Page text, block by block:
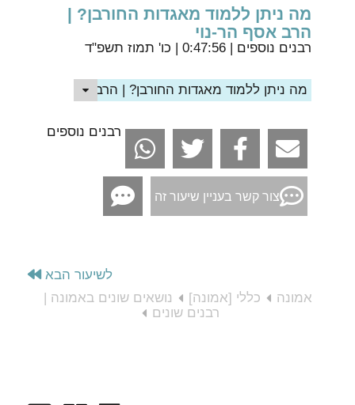
מה ניתן ללמוד מאגדות החורבן? |
הרב אסף הר-נוי
רבנים נוספים
מה ניתן ללמוד מאגדות החורבן? | הרב אסף הר-נוי
רבנים נוספים
צור קשר בעניין שיעור זה
לשיעור הבא
אמונה
כללי [אמונה]
נושאים שונים באמונה |
רבנים שונים